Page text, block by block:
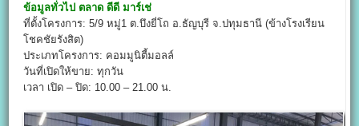
ข้อมูลทั่วไป ตลาด ดีดี มาร์เช่
ที่ตั้งโครงการ: 5/9 หมู่1 ต.บึงยี่โถ อ.ธัญบุรี จ.ปทุมธานี (ข้างโรงเรียน
โชคชัยรังสิต)
ประเภทโครงการ: คอมมูนิตี้มอลล์
วันที่เปิดให้ขาย: ทุกวัน
เวลา เปิด – ปิด: 10.00 – 21.00 น.